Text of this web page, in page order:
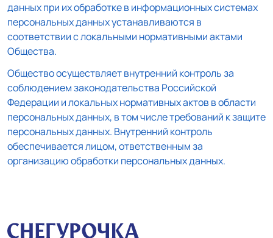
данных при их обработке в информационных системах
персональных данных устанавливаются в
соответствии с локальными нормативными актами
Общества.
Общество осуществляет внутренний контроль за
соблюдением законодательства Российской
Федерации и локальных нормативных актов в области
персональных данных, в том числе требований к защите
персональных данных. Внутренний контроль
обеспечивается лицом, ответственным за
организацию обработки персональных данных.